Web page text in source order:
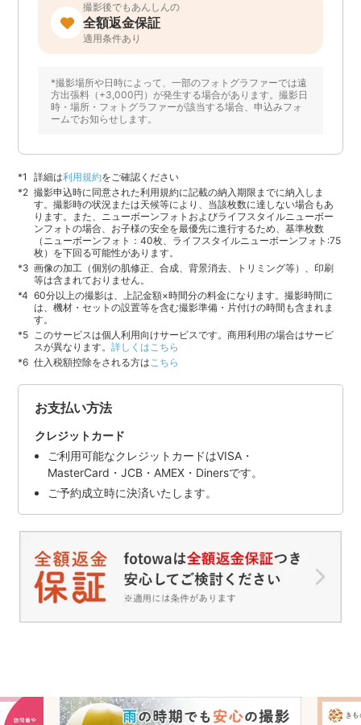
撮影後でもあんしんの
全額返金保証
適用条件あり
*撮影場所や日時によって、一部のフォトグラファーでは遠
方出張料（+3,000円）が発生する場合があります。撮影日
時・場所・フォトグラファーが該当する場合、申込みフォ
ームでお知らせします。
詳細は利用規約をご確認ください
撮影申込時に同意された利用規約に記載の納入期限までに納入しま
す。撮影時の状況または天候等により、当該枚数に達しない場合もあ
ります。また、ニューボーンフォトおよびライフスタイルニューボー
ンフォトの場合、お子様の安全を最優先に進行するため、基準枚数
（ニューボーンフォト：40枚、ライフスタイルニューボーンフォト:75
枚）を下回る可能性があります。
画像の加工（個別の肌修正、合成、背景消去、トリミング等）、印刷
等は含まれておりません。
60分以上の撮影は、上記金額×時間分の料金になります。撮影時間に
は、機材・セットの設置等を含む撮影準備・片付けの時間も含まれま
す。
このサービスは個人利用向けサービスです。商用利用の場合はサービ
スが異なります。詳しくはこちら
仕入税額控除をされる方はこちら
お支払い方法
クレジットカード
ご利用可能なクレジットカードはVISA・
MasterCard・JCB・AMEX・Dinersです。
ご予約成立時に決済いたします。